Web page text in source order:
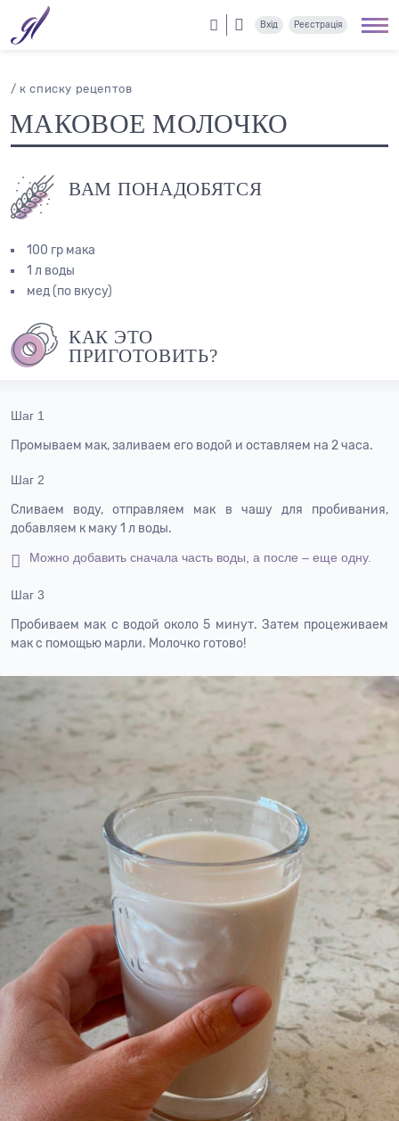
Вхід Реєстрація
/ к списку рецептов
МАКОВОЕ МОЛОЧКО
ВАМ ПОНАДОБЯТСЯ
100 гр мака
1 л воды
мед (по вкусу)
КАК ЭТО
ПРИГОТОВИТЬ?
Шаг 1
Промываем мак, заливаем его водой и оставляем на 2 часа.
Шаг 2
Cливаем воду, отправляем мак в чашу для пробивания,
добавляем к маку 1 л воды.
Можно добавить сначала часть воды, а после – еще одну.
Шаг 3
Пробиваем мак с водой около 5 минут. Затем процеживаем
мак с помощью марли. Молочко готово!